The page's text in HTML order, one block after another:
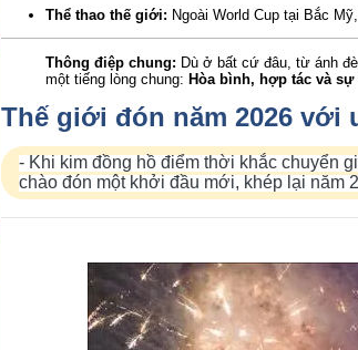
Thể thao thế giới: Ngoài World Cup tại Bắc
Thông điệp chung: Dù ở bất cứ đâu, từ ánh
một tiếng lòng chung: Hòa bình, hợp tác và
Thế giới đón năm 2026 với
- Khi kim đồng hồ điểm thời khắc chuyển
chào đón một khởi đầu mới, khép lại năm